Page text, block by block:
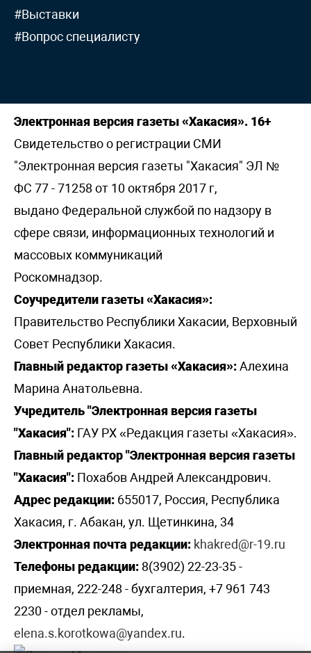
#Выставки
#Вопрос специалисту
Электронная версия газеты «Хакасия». 16+
Свидетельство о регистрации СМИ
"Электронная версия газеты "Хакасия" ЭЛ №
ФС 77 - 71258 от 10 октября 2017 г,
выдано Федеральной службой по надзору в
сфере связи, информационных технологий и
массовых коммуникаций
Роскомнадзор.
Соучредители газеты «Хакасия»:
Правительство Республики Хакасии, Верховный
Совет Республики Хакасия.
Главный редактор газеты «Хакасия»:Алехина
Марина Анатольевна.
Учредитель "Электронная версия газеты
"Хакасия": ГАУ РХ «Редакция газеты «Хакасия».
Главный редактор "Электронная версия газеты
"Хакасия": Похабов Андрей Александрович.
Адрес редакции: 655017, Россия, Республика
Хакасия, г. Абакан, ул. Щетинкина, 34
Электронная почта редакции: khakred@r-19.ru
Телефоны редакции: 8(3902) 22-23-35 -
приемная, 222-248 - бухгалтерия, +7 961 743
2230 - отдел рекламы,
elena.s.korotkowa@yandex.ru.